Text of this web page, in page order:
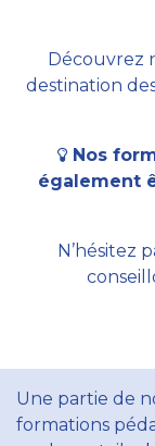
Découvrez
destination
Nos
également
N’hésitez
Une partie de
formations